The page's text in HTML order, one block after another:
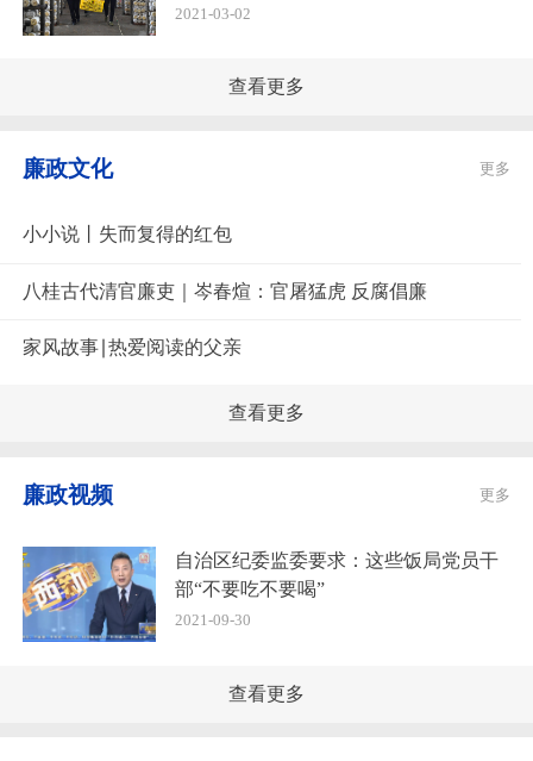
村第一书记唐莉
2021-03-02
查看更多
廉政文化 更多
小小说丨失而复得的红包
八桂古代清官廉吏｜岑春煊：官屠猛虎 反腐倡廉
家风故事∣热爱阅读的父亲
查看更多
廉政视频 更多
自治区纪委监委要求：这些饭局党员干
部“不要吃不要喝”
2021-09-30
查看更多